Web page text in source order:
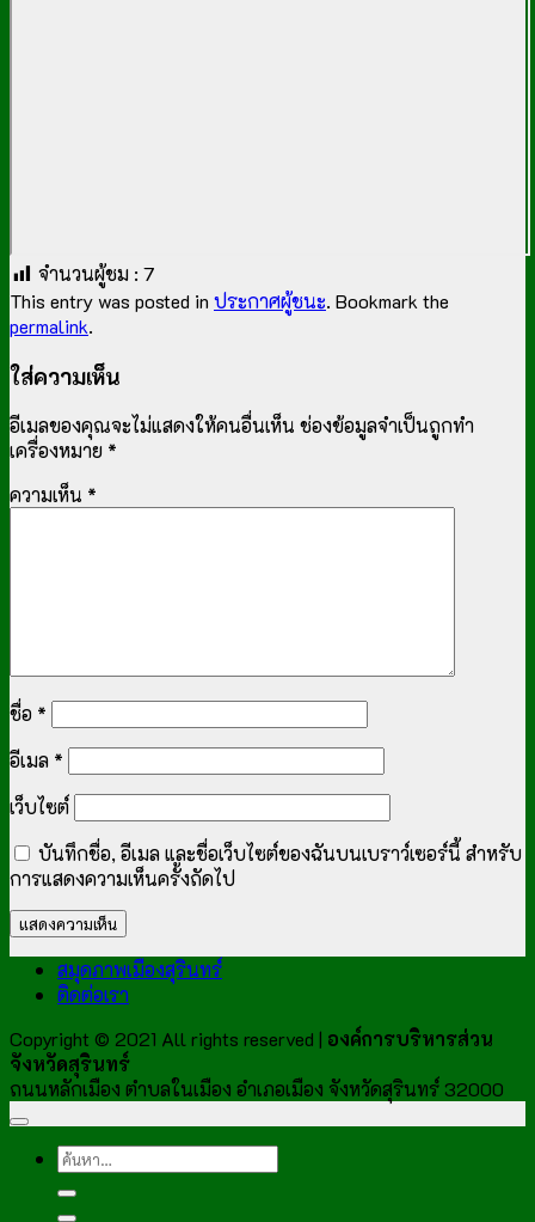
จำนวนผู้ชม : 7
This entry was posted in ประกาศผู้ชนะ. Bookmark the
permalink.
ใส่ความเห็น
อีเมลของคุณจะไม่แสดงให้คนอื่นเห็น ช่องข้อมูลจำเป็นถูกทำ
เครื่องหมาย *
ความเห็น *
ชื่อ *
อีเมล *
เว็บไซต์
บันทึกชื่อ, อีเมล และชื่อเว็บไซต์ของฉันบนเบราว์เซอร์นี้ สำหรับ
การแสดงความเห็นครั้งถัดไป
สมุดภาพเมืองสุรินทร์
ติดต่อเรา
Copyright © 2021 All rights reserved | องค์การบริหารส่วน
จังหวัดสุรินทร์
ถนนหลักเมือง ตำบลในเมือง อำเภอเมือง จังหวัดสุรินทร์ 32000